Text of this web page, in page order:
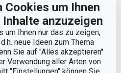
Cookies um Ihnen
anzuzeigen
um Ihnen nur das zu zeigen,
neue Ideen zum Thema
Sie auf "Alles akzeptieren"
Verwendung aller Arten von